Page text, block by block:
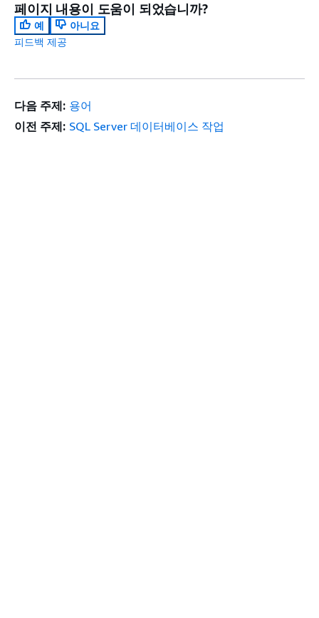
페이지 내용이 도움이 되었습니까?
예
아니요
피드백 제공
다음 주제: 용어
이전 주제: SQL Server 데이터베이스 작업